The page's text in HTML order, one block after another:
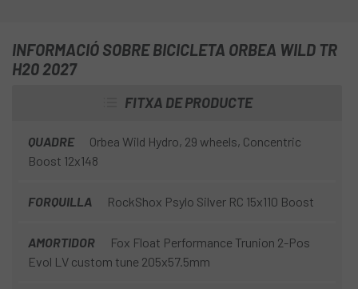
bateria que permeten adaptar l'autonomia al tipus de ruta.
INFORMACIÓ SOBRE BICICLETA ORBEA WILD TR
H20 2027
FITXA DE PRODUCTE
QUADRE
Orbea Wild Hydro, 29 wheels, Concentric
Boost 12x148
FORQUILLA RockShox Psylo Silver RC 15x110 Boost
AMORTIDOR
Fox Float Performance Trunion 2-Pos
Evol LV custom tune 205x57.5mm